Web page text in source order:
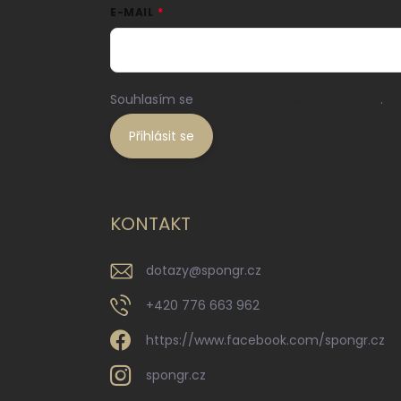
E-MAIL
Souhlasím se .
Přihlásit se
KONTAKT
dotazy@spongr.cz
+420 776 663 962
https://www.facebook.com/spongr.cz
spongr.cz